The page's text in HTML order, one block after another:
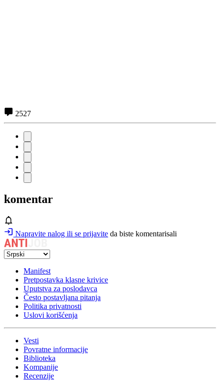
2527
komentar
Napravite nalog ili se prijavite da biste komentarisali
Manifest
Pretpostavka klasne krivice
Uputstva za poslodavca
Često postavljana pitanja
Politika privatnosti
Uslovi korišćenja
Vesti
Povratne informacije
Biblioteka
Kompanije
Recenzije